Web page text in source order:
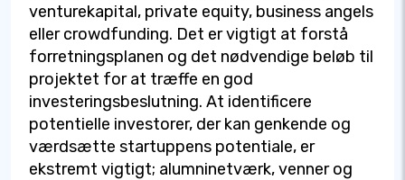
venturekapital, private equity, business angels
eller crowdfunding. Det er vigtigt at forstå
forretningsplanen og det nødvendige beløb til
projektet for at træffe en god
investeringsbeslutning. At identificere
potentielle investorer, der kan genkende og
værdsætte startuppens potentiale, er
ekstremt vigtigt; alumninetværk, venner og